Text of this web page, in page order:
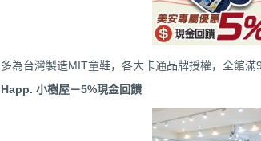
多為台灣製造MIT童鞋，各大卡通品牌授權，全館滿
Happ. 小樹屋－5%現金回饋